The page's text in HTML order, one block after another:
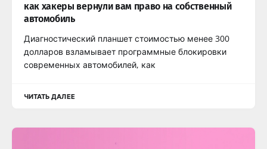
как хакеры вернули вам право на собственный
автомобиль
Диагностический планшет стоимостью менее 300
долларов взламывает программные блокировки
современных автомобилей, как
ЧИТАТЬ ДАЛЕЕ